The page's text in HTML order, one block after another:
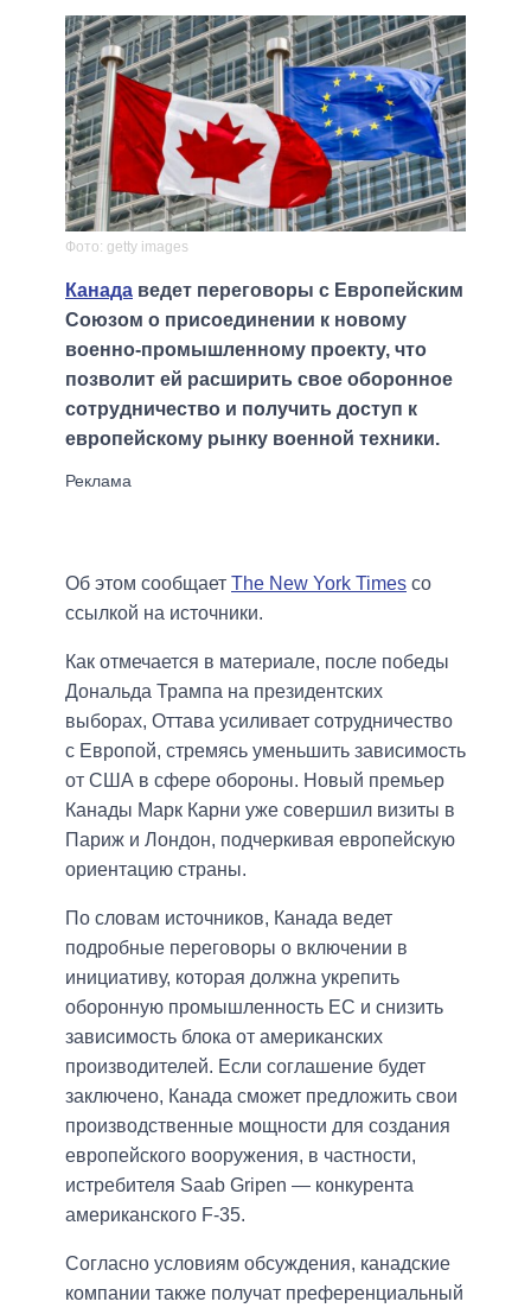
Фото: getty images
Канада ведет переговоры с Европейским
Союзом о присоединении к новому
военно-промышленному проекту, что
позволит ей расширить свое оборонное
сотрудничество и получить доступ к
европейскому рынку военной техники.
Об этом сообщает The New York Times со
ссылкой на источники.
Как отмечается в материале, после победы
Дональда Трампа на президентских
выборах, Оттава усиливает сотрудничество
с Европой, стремясь уменьшить зависимость
от США в сфере обороны. Новый премьер
Канады Марк Карни уже совершил визиты в
Париж и Лондон, подчеркивая европейскую
ориентацию страны.
По словам источников, Канада ведет
подробные переговоры о включении в
инициативу, которая должна укрепить
оборонную промышленность ЕС и снизить
зависимость блока от американских
производителей. Если соглашение будет
заключено, Канада сможет предложить свои
производственные мощности для создания
европейского вооружения, в частности,
истребителя Saab Gripen — конкурента
американского F-35.
Согласно условиям обсуждения, канадские
компании также получат преференциальный